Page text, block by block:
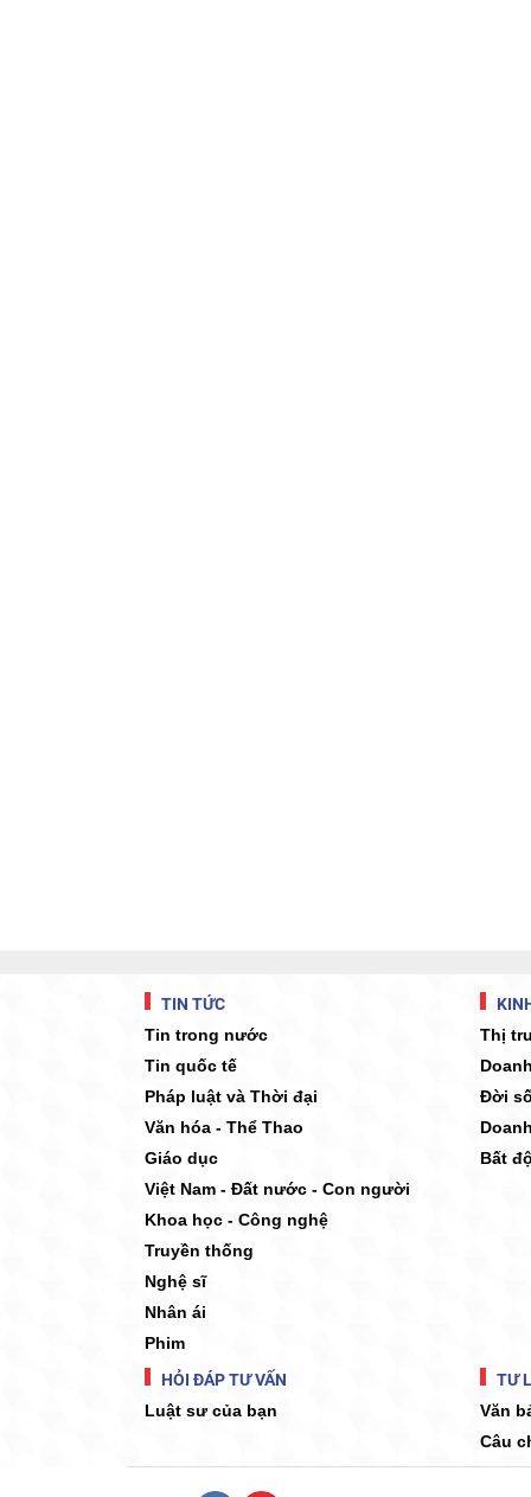
TIN TỨC
Tin trong nước
Tin quốc tế
Pháp luật và Thời đại
Văn hóa - Thể Thao
Giáo dục
Việt Nam - Đất nước - Con người
Khoa học - Công nghệ
Truyền thống
Nghệ sĩ
Nhân ái
Phim
Thị
Đời
Bất
HỎI ĐÁP TƯ VẤN
Luật sư của bạn
TƯ
Văn
Câu